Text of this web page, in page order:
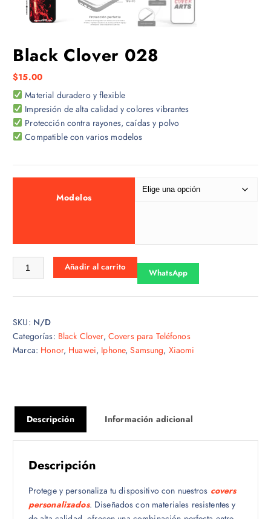
Black Clover 028
$15.00
Material duradero y flexible
Impresión de alta calidad y colores vibrantes
Protección contra rayones, caídas y polvo
Compatible con varios modelos
Modelos
Black Clover 028 cantidad
Añadir al carrito
WhatsApp
SKU: N/D
Categorías: Black Clover, Covers para Teléfonos
Marca: Honor, Huawei, Iphone,Samsung, Xiaomi
Descripción Información adicional
Descripción
Protege y personaliza tu dispositivo con nuestros covers
personalizados. Diseñados con materiales resistentes y